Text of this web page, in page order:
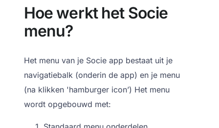
Hoe werkt het Socie
menu?
Het menu van je Socie app bestaat uit je
navigatiebalk (onderin de app) en je menu
(na klikken 'hamburger icon’) Het menu
wordt opgebouwd met: